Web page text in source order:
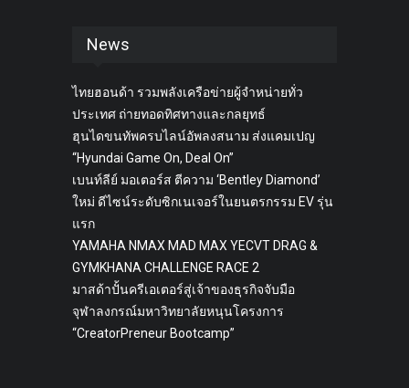
News
ไทยฮอนด้า รวมพลังเครือข่ายผู้จำหน่ายทั่ว
ประเทศ ถ่ายทอดทิศทางและกลยุทธ์
ฮุนไดขนทัพครบไลน์อัพลงสนาม ส่งแคมเปญ
“Hyundai Game On, Deal On”
เบนท์ลีย์ มอเตอร์ส ตีความ ‘Bentley Diamond’
ใหม่ ดีไซน์ระดับซิกเนเจอร์ในยนตรกรรม EV รุ่น
แรก
YAMAHA NMAX MAD MAX YECVT DRAG &
GYMKHANA CHALLENGE RACE 2
มาสด้าปั้นครีเอเตอร์สู่เจ้าของธุรกิจจับมือ
จุฬาลงกรณ์มหาวิทยาลัยหนุนโครงการ
“CreatorPreneur Bootcamp”